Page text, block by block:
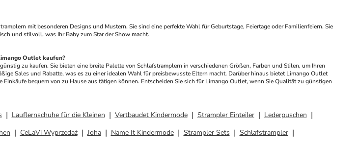
und stilvoll, was Ihr Baby zum Star der Show macht.
Outlet kaufen?
Sales und Rabatte, was es zu einer idealen Wahl für preisbewusste Eltern macht. Darüber hinaus bietet Limango Outlet
bequem von zu Hause aus tätigen können. Entscheiden Sie sich für Limango Outlet, wenn Sie Qualität zu günstigen
Lauflernschuhe für die Kleinen Vertbaudet Kindermode Strampler Einteiler
Lederpuschen
CeLaVi Wyprzedaż Joha Name It Kindermode Strampler Sets
Schlafstrampler